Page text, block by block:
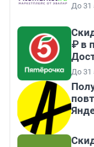
До 31
₽ в
До 31